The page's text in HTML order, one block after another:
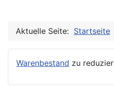
Aktuelle Seite: Startseite
Warenbestand zu